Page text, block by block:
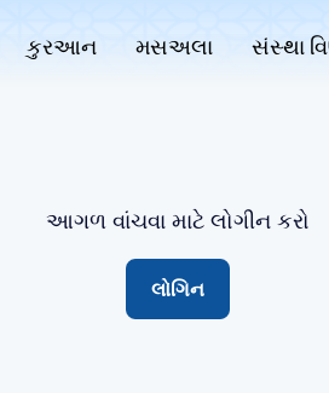
કુરઆન મસઅલા સંસ્થા
આગળ વાંચવા માટે લોગીન કરો
લોગિન